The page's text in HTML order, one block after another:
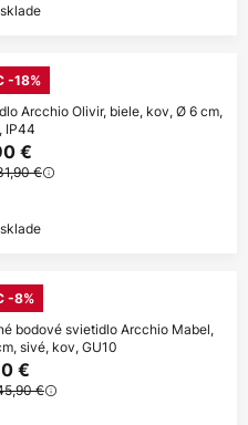
-18%
Arcchio Olivir, biele, kov, Ø 6 cm,
IP44
€
€
-8%
bodové svietidlo Arcchio Mabel,
sivé, kov, GU10
€
€
výrobci